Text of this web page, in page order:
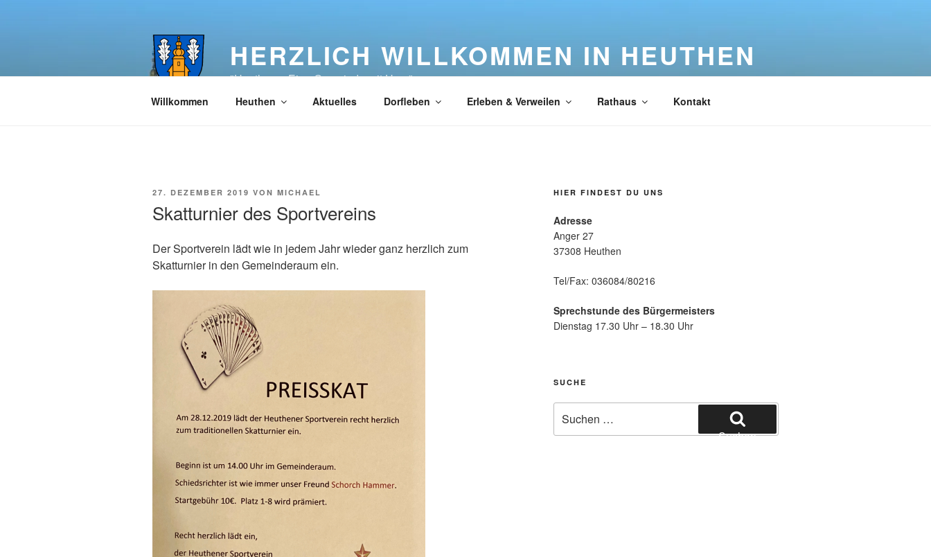
HERZLICH WILLKOMMEN IN HEUTHEN
"Heuthen – Eine Gemeinde mit Herz"
Willkommen Heuthen Aktuelles Dorfleben Erleben & Verweilen Rathaus Kontakt
VERÖFFENTLICHT
27. DEZEMBER 2019 VON MICHAEL
Skatturnier des Sportvereins
Der Sportverein lädt wie in jedem Jahr wieder ganz herzlich zum
Skatturnier in den Gemeinderaum ein.
HIER FINDEST DU UNS
Adresse
Anger 27
37308 Heuthen
Tel/Fax: 036084/80216
Sprechstunde des Bürgermeisters
Dienstag 17.30 Uhr – 18.30 Uhr
SUCHE
nach:
Suchen